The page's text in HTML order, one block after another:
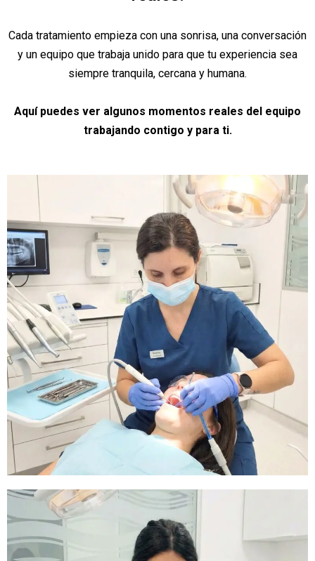
Cada tratamiento empieza con una sonrisa, una conversación
y un equipo que trabaja unido para que tu experiencia sea
siempre tranquila, cercana y humana.
Aquí puedes ver algunos momentos reales del equipo
trabajando contigo y para ti.